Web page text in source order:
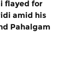
flayed for
amid his
Pahalgam